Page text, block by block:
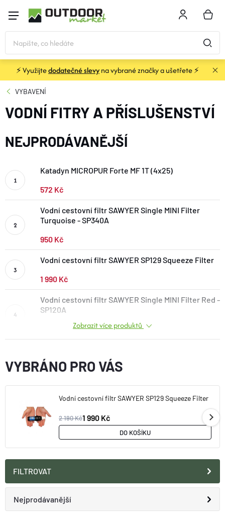
obsah
KOŠÍK
STANY
SPACÁKY
BATOHY A TAŠKY
KARIMATKY
BOTY A PONOŽKY
DOPLŇKY
VYBAVENÍ
Značky
Doprava a platba
Mimosoudní řešení sporů
Ochrana osobních údajů
⚡ Využijtedodatečné slevyna vybrané značky a ušetřete ⚡
VYBAVENÍ
VODNÍ FITRY A PŘÍSLUŠENSTVÍ
NEJPRODÁVANĚJŠÍ
Katadyn MICROPUR Forte MF 1T (4x25)
572 Kč
Vodní cestovní filtr SAWYER Single MINI Filter
Turquoise - SP340A
950 Kč
Vodní cestovní filtr SAWYER SP129 Squeeze Filter
1 990 Kč
Vodní cestovní filtr SAWYER Single MINI Filter Red -
SP120A
Zobrazit více produktů
VYBRÁNO PRO VÁS
Vodní cestovní filtr SAWYER SP129 Squeeze Filter
2 190 Kč1 990 Kč
DO KOŠÍKU
FILTROVAT
Ř
Nejprodávanější